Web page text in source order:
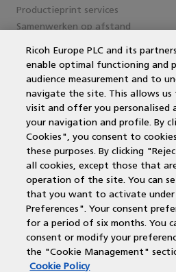
Productieprint services
Samenwerken op afstand
Service en support
MPS Printing
Kantoorprinter vergelijken
Kopieermachines
MPS offerte aanvragen
Contactgegevens
New Yorkstraat 66
1175 RD Lijnden
T: 088-543 0808
Ricoh Europe PLC and its
enable optimal functioning and
audience measurement and to
navigate the site. This allows
visit and offer you personalised
your navigation and profile. By
Cookies", you consent to
these purposes. By clicking
all cookies, except those that
operation of the site. You can
that you want to activate under
Preferences". Your consent
for a period of six months. You
consent or modify your
the "Cookie Management"
Cookie Policy